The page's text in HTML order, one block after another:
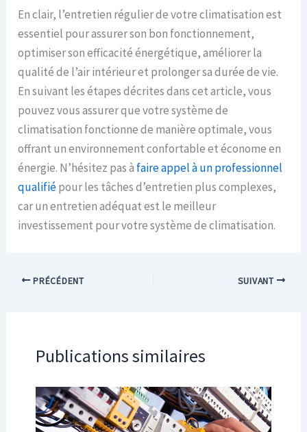
En clair, l’entretien régulier de votre climatisation est
essentiel pour assurer son bon fonctionnement,
optimiser son efficacité énergétique, améliorer la
qualité de l’air intérieur et prolonger sa durée de vie.
En suivant les étapes décrites dans cet article, vous
pouvez vous assurer que votre système de
climatisation fonctionne de manière optimale, vous
offrant un environnement confortable et économe en
énergie. N’hésitez pas à faire appel à un professionnel
qualifiépour les tâches d’entretien plus complexes,
car un entretien adéquat est le meilleur
investissement pour votre système de climatisation.
PRÉCÉDENT SUIVANT
Publications similaires